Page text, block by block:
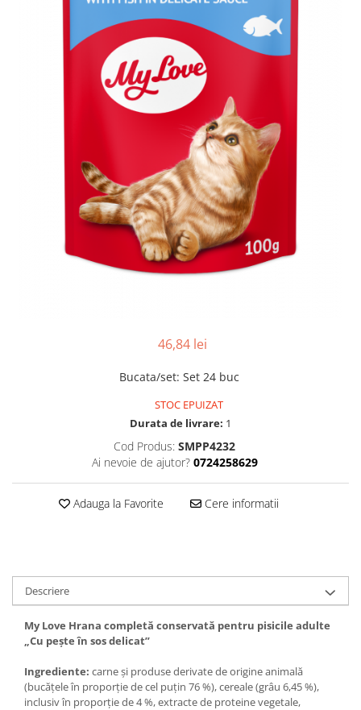
46,84 lei
Bucata/set: Set 24 buc
STOC EPUIZAT
Durata de livrare: 1
Cod Produs: SMPP4232
Ai nevoie de ajutor? 0724258629
Adauga la Favorite Cere informatii
Descriere
My Love Hrana completă conservată pentru pisicile adulte
„Сu pește în sos delicat”
Ingrediente: carne și produse derivate de origine animală
(bucăţele în proporţie de cel puţin 76 %), cereale (grâu 6,45 %),
inclusiv în proporţie de 4 %, extracte de proteine vegetale,